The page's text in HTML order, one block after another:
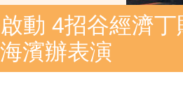
動 4招谷經濟
濱辦表演